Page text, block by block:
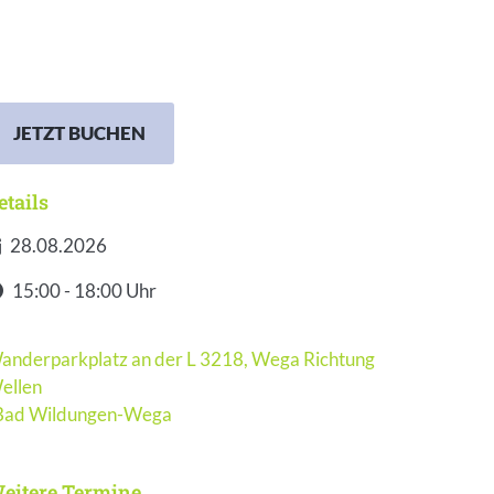
JETZT BUCHEN
28.08.2026
15:00 - 18:00 Uhr
an der L 3218, Wega Richtung
Wildungen-Wega